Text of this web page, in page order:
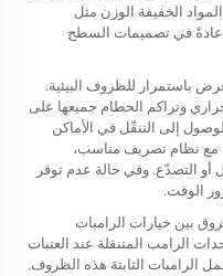
الخفيفة الوزن مثل
عادةً في تصميمات السطح
باستمرار للظروف البيئية.
وتراكم الحطام جميعها على
إلى التنقّل في الأماكن
مع نظام تصريف مناسب،
أو التصدّع. وفي حالة عدم توفر
الوقت.
بين خيارات الرامبات
الرامب المتنقلة عند العتبات
الرامبات الثابتة هذه الظروف.